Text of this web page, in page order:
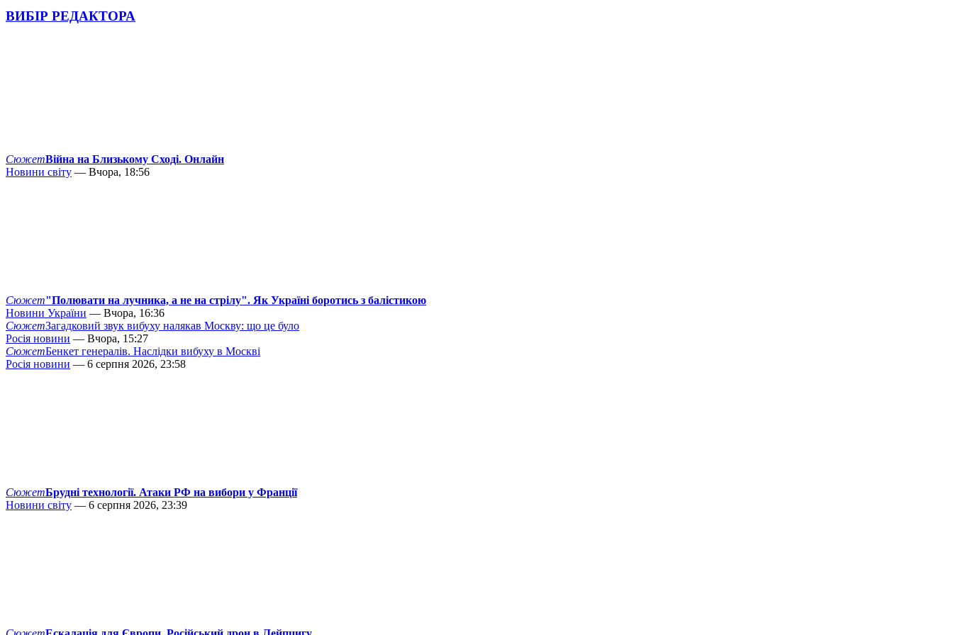
ВИБІР РЕДАКТОРА
СюжетВійна на Близькому Сході. Онлайн
Новини світу — Вчора, 18:56
Сюжет"Полювати на лучника, а не на стрілу". Як Україні боротись з балістикою
Новини України — Вчора, 16:36
СюжетЗагадковий звук вибуху налякав Москву: що це було
Росія новини — Вчора, 15:27
СюжетБенкет генералів. Наслідки вибуху в Москві
Росія новини — 6 серпня 2026, 23:58
СюжетБрудні технології. Атаки РФ на вибори у Франції
Новини світу — 6 серпня 2026, 23:39